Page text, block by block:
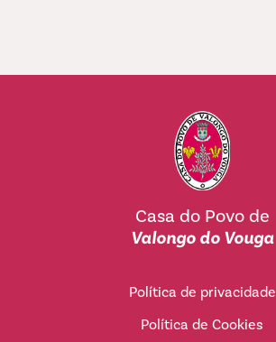
Casa do Povo de
Valongo do Vouga
Política de privacidade
Política de Cookies